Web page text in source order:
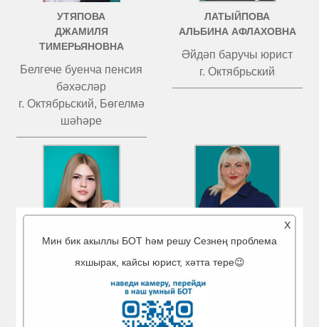
УТЯПОВА
ДЖАМИЛЯ
ТИМЕРЬЯНОВНА
Белгече буенча пенсия
бәхәсләр
г. Октябрьский, Бөгелмә
шәһәре
ЛАТЫЙПОВА
АЛЬБИНА АФЛАХОВНА
Әйдәп баручы юрист
г. Октябрьский
МИГРАНОВА
Әйдәп баручы юрист
ЧИСТОВА
ТАТЬЯНА ВАЛЕРЬЕВНА
Әйдәп баручы юрист
Бөгелмә шәһәре
X
Мин бик акыллы БОТ һәм решу Сезнең проблема
яхшырак, кайсы юрист, хәтта тере😉